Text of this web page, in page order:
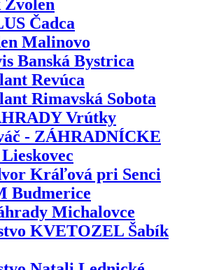
Čadca
Malinovo
Banská Bystrica
Revúca
Rimavská Sobota
Vrútky
- ZÁHRADNÍCKE
Kráľová pri Senci
Budmerice
Michalovce
KVETOZEL Šabík